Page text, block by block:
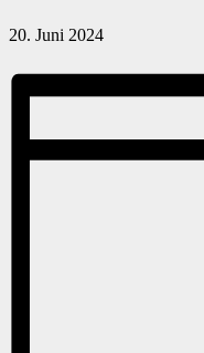
20. Juni 2024